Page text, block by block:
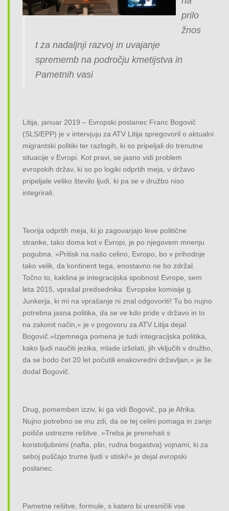
prilo
žnos
t za nadaljnji razvoj in uvajanje
sprememb na področju kmetijstva in
Pametnih vasi
Litija, januar 2019 – Evropski poslanec Franc Bogovič
(SLS/EPP) je v intervjuju za ATV Litija spregovoril o aktualni
migrantski politiki ter razlogih, ki so pripeljali do trenutne
situacije v Evropi. Kot pravi, se jasno vidi problem
evropskih držav, ki so po logiki odprtih meja, v državo
pripeljale veliko število ljudi, ki pa se v družbo niso
integrirali.
Teorija odprtih meja, ki jo zagovarjajo leve politične
stranke, tako doma kot v Evropi, je po njegovem mnenju
pogubna. »Pritisk na našo celino, Evropo, bo v prihodnje
tako velik, da kontinent tega, enostavno ne bo zdržal.
Točno to, kakšna je integracijska spobnost Evrope, sem
leta 2015, vprašal predsednika Evropske komisije g.
Junkerja, ki mi na vprašanje ni znal odgovoriti! Tu bo nujno
potrebna jasna politika, da se ve kdo pride v državo in to
na zakonit način,« je v pogovoru za ATV Litija dejal
Bogovič.»Izjemnega pomena je tudi integracijska politika,
kako ljudi naučiti jezika, mlade izšolati, jih vključiti v družbo,
da se bodo čet 20 let počutili enakovredni državljan,« je še
dodal Bogovič.
Drug, pomemben izziv, ki ga vidi Bogovič, pa je Afrika.
Nujno potrebno se mu zdi, da se tej celini pomaga in zanjo
poišče ustrezne rešitve. »Treba je prenehati s
koristoljubnimi (nafta, plin, rudna bogastva) vojnami, ki za
seboj puščajo trume ljudi v stiski!« je dejal evropski
poslanec.
Pametne rešitve, formule, s katero bi uresničili vse